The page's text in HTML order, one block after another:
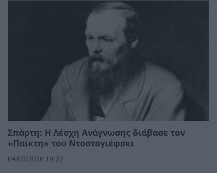
Σπάρτη: Η Λέσχη Ανάγνωσης διάβασε τον
«Παίκτη» του Ντοστογιέφσκι
04/03/2026 19:22